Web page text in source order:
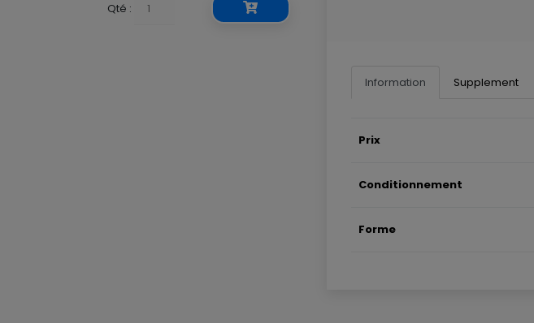
Qté :
Information Supplement
Prix
Conditionnement
Forme